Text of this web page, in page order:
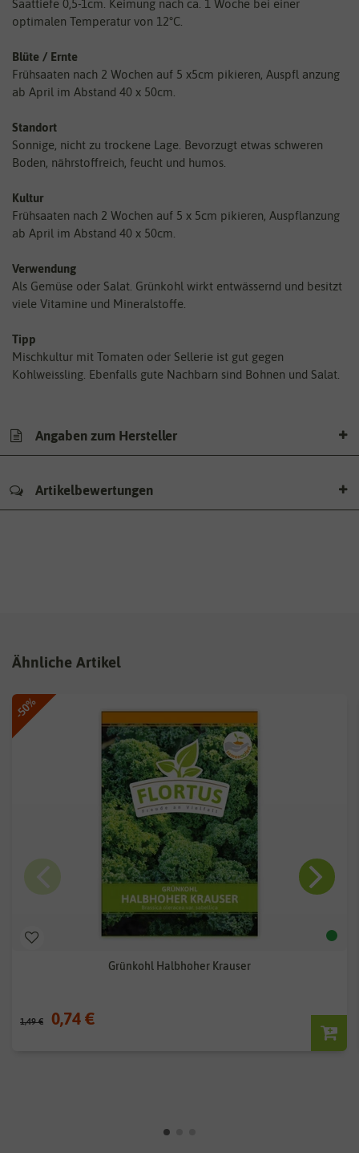
Saattiefe 0,5-1cm. Keimung nach ca. 1 Woche bei einer
optimalen Temperatur von 12°C.
Blüte / Ernte
Frühsaaten nach 2 Wochen auf 5 x5cm pikieren, Auspfl anzung
ab April im Abstand 40 x 50cm.
Standort
Sonnige, nicht zu trockene Lage. Bevorzugt etwas schweren
Boden, nährstoffreich, feucht und humos.
Kultur
Frühsaaten nach 2 Wochen auf 5 x 5cm pikieren, Auspflanzung
ab April im Abstand 40 x 50cm.
Verwendung
Als Gemüse oder Salat. Grünkohl wirkt entwässernd und besitzt
viele Vitamine und Mineralstoffe.
Tipp
Mischkultur mit Tomaten oder Sellerie ist gut gegen
Kohlweissling. Ebenfalls gute Nachbarn sind Bohnen und Salat.
Angaben zum Hersteller
Artikelbewertungen
Ähnliche Artikel
-50%
Grünkohl Halbhoher Krauser
1,49 € 0,74 €